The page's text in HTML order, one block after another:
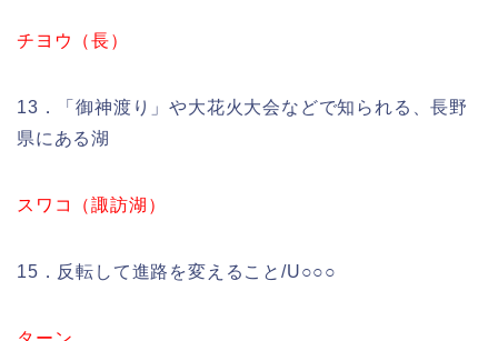
チヨウ（長）
13．「御神渡り」や大花火大会などで知られる、長野
県にある湖
スワコ（諏訪湖）
15．反転して進路を変えること/U○○○